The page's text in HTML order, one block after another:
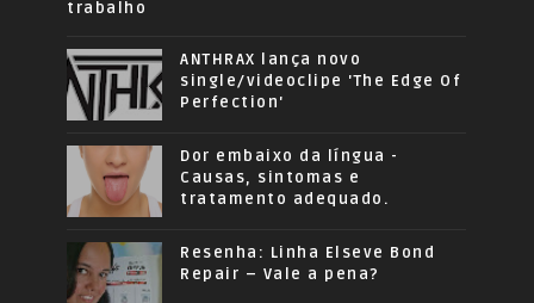
trabalho
ANTHRAX lança novo
single/videoclipe 'The Edge Of
Perfection'
Dor embaixo da língua -
Causas, sintomas e
tratamento adequado.
Resenha: Linha Elseve Bond
Repair – Vale a pena?